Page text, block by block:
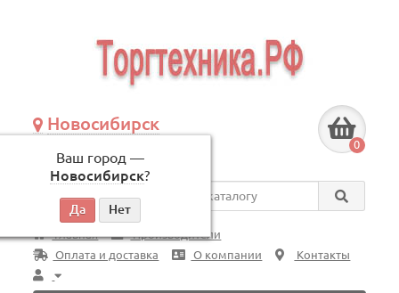
Новосибирск
Ваш город —
Новосибирск?
по будням, с 09:00 до 18:00
0
Везде
Главная
Производители
Оплата и доставка
О компании Контакты